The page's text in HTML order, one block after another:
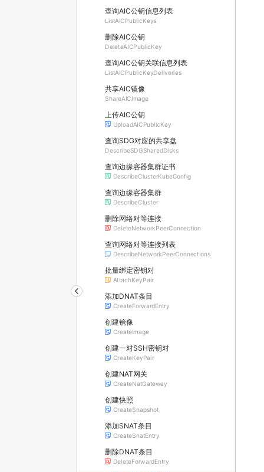
查询AIC公钥信息列表
ListAICPublicKeys
删除AIC公钥
DeleteAICPublicKey
查询AIC公钥关联信息列表
ListAICPublicKeyDeliveries
共享AIC镜像
ShareAICImage
上传AIC公钥
UploadAICPublicKey
查询SDG对应的共享盘
DescribeSDGSharedDisks
查询边缘容器集群证书
DescribeClusterKubeConfig
查询边缘容器集群
DescribeCluster
删除网络对等连接
DeleteNetworkPeerConnection
查询网络对等连接列表
DescribeNetworkPeerConnections
批量绑定密钥对
AttachKeyPair
添加DNAT条目
CreateForwardEntry
创建镜像
CreateImage
创建一对SSH密钥对
CreateKeyPair
创建NAT网关
CreateNatGateway
创建快照
CreateSnapshot
添加SNAT条目
CreateSnatEntry
删除DNAT条目
DeleteForwardEntry